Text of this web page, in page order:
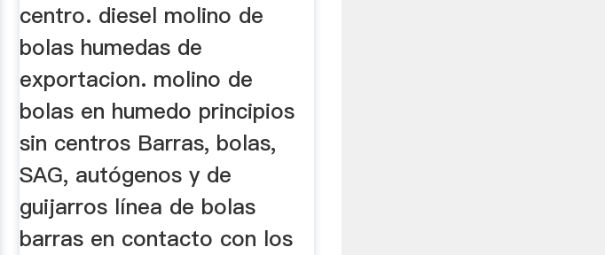
centro. diesel molino de
bolas humedas de
exportacion. molino de
bolas en humedo principios
sin centros Barras, bolas,
SAG, autógenos y de
guijarros línea de bolas
barras en contacto con los